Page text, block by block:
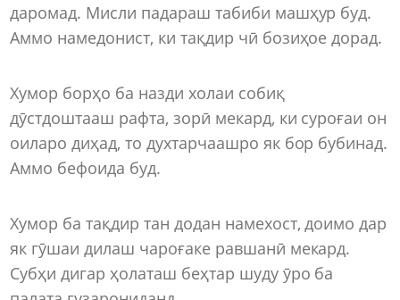
даромад. Мисли падараш табиби машҳур буд.
Аммо намедонист, ки тақдир чӣ бозиҳое дорад.
Хумор борҳо ба назди холаи собиқ
дӯстдоштааш рафта, зорӣ мекард, ки суроғаи он
оиларо диҳад, то духтарчаашро як бор бубинад.
Аммо бефоида буд.
Хумор ба тақдир тан додан намехост, доимо дар
як гӯшаи дилаш чароғаке равшанӣ мекард.
Субҳи дигар ҳолаташ беҳтар шуду ӯро ба